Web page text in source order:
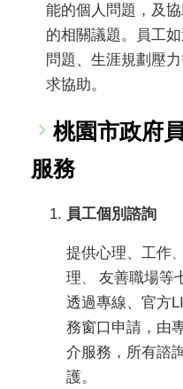
能的個人問題，及
的相關議題。員工
問題、生涯規劃壓
求協助。
桃園市政府
服務
員工個別諮詢
提供心理、工作
理
友善職場等
透過專線、官方
務窗口申請，由
介服務，所有諮
護。